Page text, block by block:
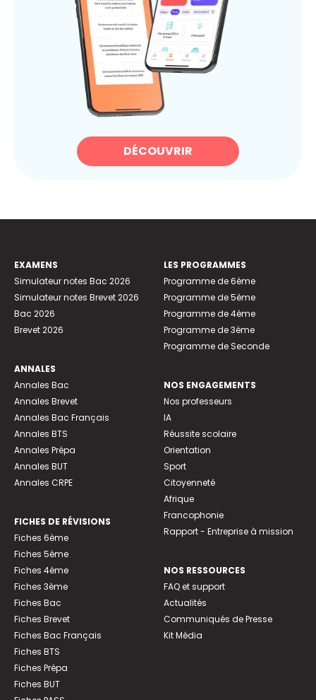
DÉCOUVRIR
EXAMENS
Simulateur notes Bac 2026
Simulateur notes Brevet 2026
Bac 2026
Brevet 2026
ANNALES
Annales Bac
Annales Brevet
Annales Bac Français
Annales BTS
Annales Prépa
Annales BUT
Annales CRPE
FICHES DE RÉVISIONS
Fiches 6ème
Fiches 5ème
Fiches 4ème
Fiches 3ème
Fiches Bac
Fiches Brevet
Fiches Bac Français
Fiches BTS
Fiches Prépa
Fiches BUT
LES PROGRAMMES
Programme de 6ème
Programme de 5ème
Programme de 4ème
Programme de 3ème
Programme de Seconde
NOS ENGAGEMENTS
Nos professeurs
IA
Réussite scolaire
Orientation
Sport
Citoyenneté
Afrique
Francophonie
Rapport - Entreprise à mission
NOS RESSOURCES
FAQ et support
Actualités
Communiqués de Presse
Kit Média